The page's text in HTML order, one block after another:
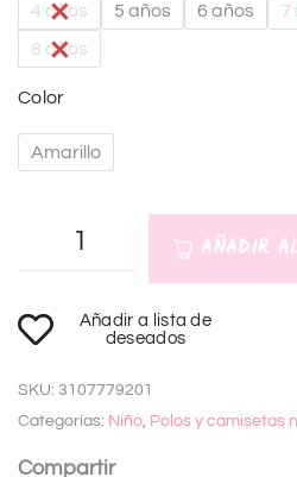
4 años
5 años 6 años
7
8 años
Color
Amarillo
AÑADIR
l
e
r
n
Añadir a lista de
deseados
SKU: 3107779201
Categorías: Niño, Polos y camisetas
Compartir